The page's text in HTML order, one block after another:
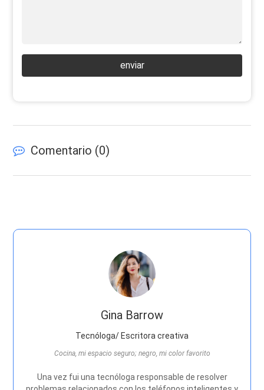
enviar
Comentario (0)
Gina Barrow
Tecnóloga/ Escritora creativa
Cocina, mi espacio seguro; negro, mi color favorito
Una vez fui una tecnóloga responsable de resolver